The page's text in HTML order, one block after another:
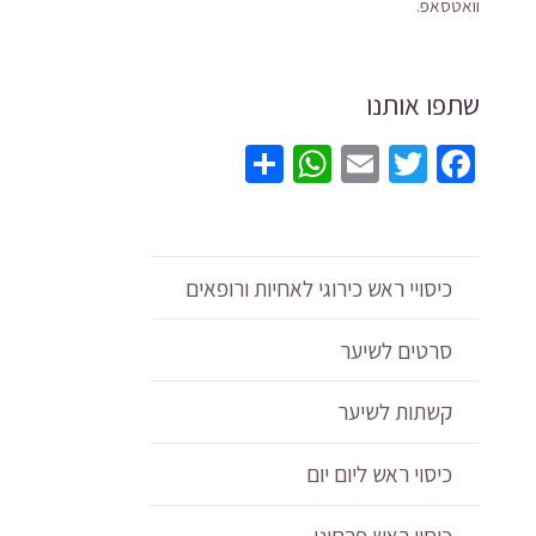
וואטסאפ.
שתפו אותנו
Facebook
Twitter
Email
WhatsApp
כיסויי ראש כירוגי לאחיות ורופאים
סרטים לשיער
קשתות לשיער
כיסוי ראש ליום יום